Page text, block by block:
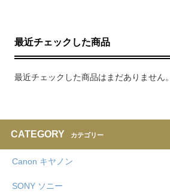
最近チェックした商品
最近チェックした商品はまだありません。
CATEGORY カテゴリー
Canon キヤノン
SONY ソニー